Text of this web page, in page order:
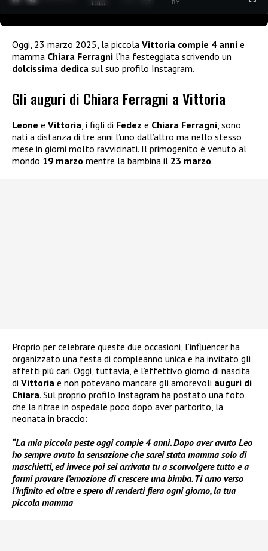
1:40
BY
Oggi, 23 marzo 2025, la piccola Vittoria compie 4 anni e
mamma Chiara Ferragni l’ha festeggiata scrivendo un
dolcissima dedica sul suo profilo Instagram.
Gli auguri di Chiara Ferragni a Vittoria
Leone e Vittoria, i figli di Fedez e Chiara Ferragni, sono
nati a distanza di tre anni l’uno dall’altro ma nello stesso
mese in giorni molto ravvicinati. Il primogenito è venuto al
mondo 19 marzo mentre la bambina il 23 marzo.
Proprio per celebrare queste due occasioni, l’influencer ha
organizzato una festa di compleanno unica e ha invitato gli
affetti più cari. Oggi, tuttavia, è l’effettivo giorno di nascita
di Vittoria e non potevano mancare gli amorevoli auguri di
Chiara. Sul proprio profilo Instagram ha postato una foto
che la ritrae in ospedale poco dopo aver partorito, la
neonata in braccio:
“La mia piccola peste oggi compie 4 anni. Dopo aver avuto Leo
ho sempre avuto la sensazione che sarei stata mamma solo di
maschietti, ed invece poi sei arrivata tu a sconvolgere tutto e a
farmi provare l’emozione di crescere una bimba. Ti amo verso
l’infinito ed oltre e spero di renderti fiera ogni giorno, la tua
piccola mamma